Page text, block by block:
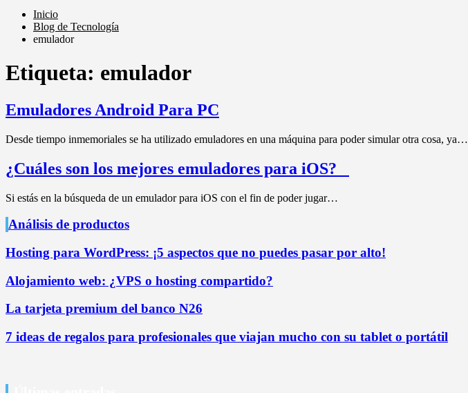
Inicio
Blog de Tecnología
emulador
Etiqueta: emulador
Emuladores Android Para PC
Desde tiempo inmemoriales se ha utilizado emuladores en una máquina para poder simular otra cosa, ya…
¿Cuáles son los mejores emuladores para iOS?
Si estás en la búsqueda de un emulador para iOS con el fin de poder jugar…
Análisis de productos
Hosting para WordPress: ¡5 aspectos que no puedes pasar por alto!
Alojamiento web: ¿VPS o hosting compartido?
La tarjeta premium del banco N26
7 ideas de regalos para profesionales que viajan mucho con su tablet o portátil